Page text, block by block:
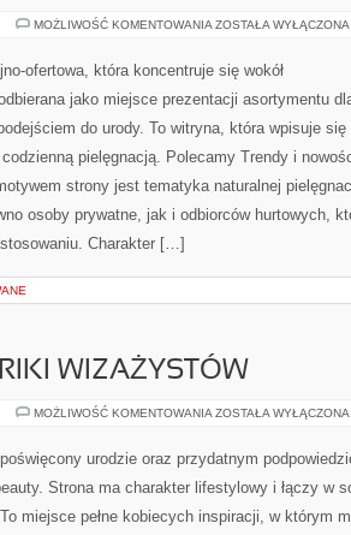
MOŻLIWOŚĆ KOMENTOWANIA SKŁADNIKI
ZOSTAŁA WYŁĄCZONA
ofertowa, która koncentruje się wokół
jako miejsce prezentacji asortymentu
do urody. To witryna, która wpisuje się
pielęgnacją. Polecamy Trendy i
strony jest tematyka naturalnej
osoby prywatne, jak i odbiorców hurtowych,
Charakter […]
WIZAŻYSTÓW
MOŻLIWOŚĆ KOMENTOWANIA PROFESJONALNE
ZOSTAŁA WYŁĄCZONA
urodzie oraz przydatnym
Strona ma charakter lifestylowy i łączy w
miejsce pełne kobiecych inspiracji, w którym